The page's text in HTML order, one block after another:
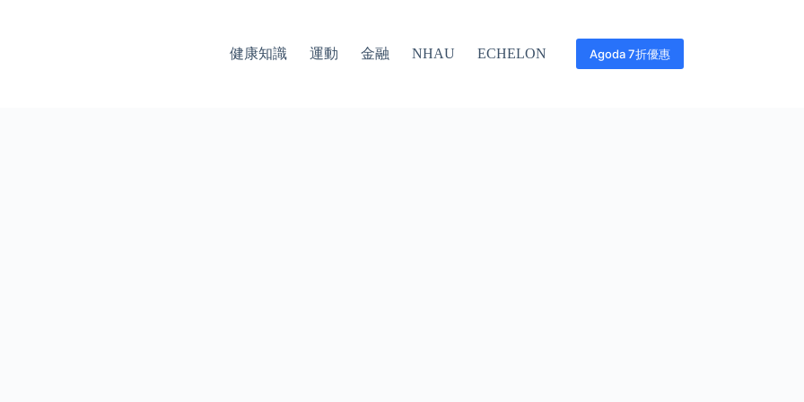
健康知識 運動 金融 NHAU ECHELON Agoda 7折優惠